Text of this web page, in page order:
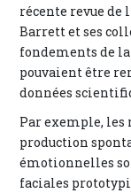
récente revue
Barrett et ses
fondements de
pouvaient être
données
Par exemple, les
production
émotionnelles
faciales